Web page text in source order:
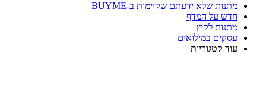
מתנות שלא ידעתם שקיימות ב-BUYME
חדש על המדף
מתנות לקיץ
עסקים במילואים
עוד קטגוריות